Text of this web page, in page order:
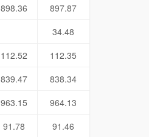
898.36
897.87
34.48
112.52
112.35
839.47
838.34
963.15
964.13
91.78
91.46